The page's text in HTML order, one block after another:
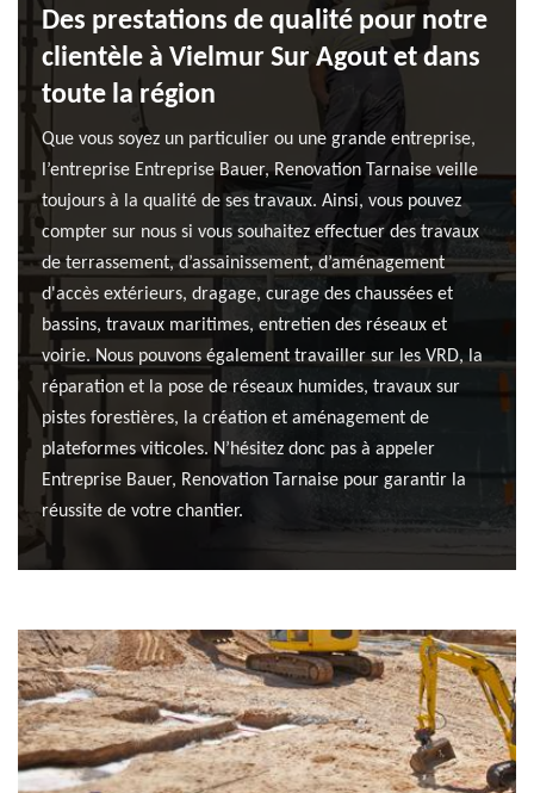
Des prestations de qualité pour notre
clientèle à Vielmur Sur Agout et dans
toute la région
Que vous soyez un particulier ou une grande entreprise,
l’entreprise Entreprise Bauer, Renovation Tarnaise veille
toujours à la qualité de ses travaux. Ainsi, vous pouvez
compter sur nous si vous souhaitez effectuer des travaux
de terrassement, d’assainissement, d’aménagement
d'accès extérieurs, dragage, curage des chaussées et
bassins, travaux maritimes, entretien des réseaux et
voirie. Nous pouvons également travailler sur les VRD, la
réparation et la pose de réseaux humides, travaux sur
pistes forestières, la création et aménagement de
plateformes viticoles. N’hésitez donc pas à appeler
Entreprise Bauer, Renovation Tarnaise pour garantir la
réussite de votre chantier.